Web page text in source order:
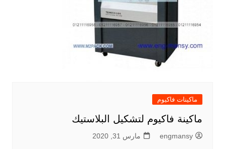
ماكينات فاكيوم
ماكينة فاكيوم لتشكيل البلاستيك
engmansy مارس 31, 2020